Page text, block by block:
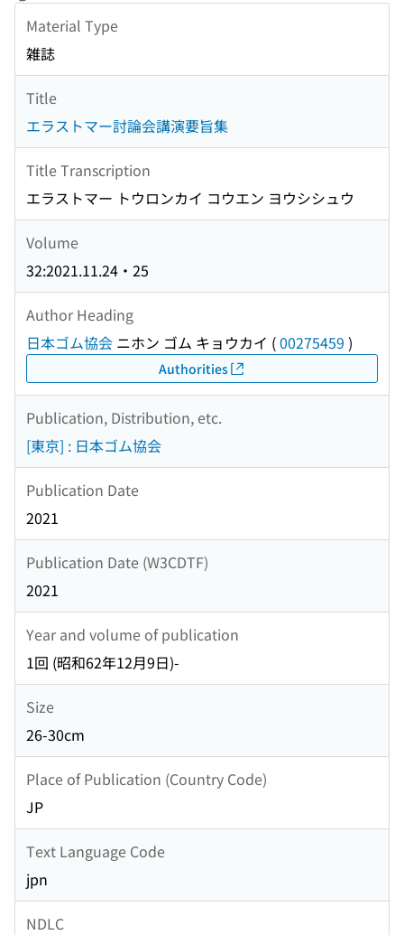
Material Type
雑誌
Title
エラストマー討論会講演要旨集
Title Transcription
エラストマー トウロンカイ コウエン ヨウシシュウ
Volume
32:2021.11.24・25
Author Heading
日本ゴム協会 ニホン ゴム キョウカイ (00275459 )
Authorities
Publication, Distribution, etc.
[東京] : 日本ゴム協会
Publication Date
2021
Publication Date (W3CDTF)
2021
Year and volume of publication
1回 (昭和62年12月9日)-
Size
26-30cm
Place of Publication (Country Code)
JP
Text Language Code
jpn
NDLC